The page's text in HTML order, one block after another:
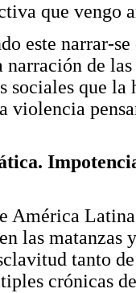
que vengo
este narrar-
narración de las
sociales que la
violencia
América
las
tanto
crónicas